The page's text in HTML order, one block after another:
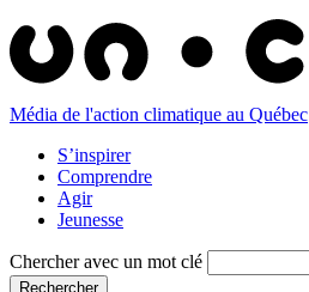
Média de l'action climatique au Québec
S’inspirer
Comprendre
Agir
Jeunesse
Chercher avec un mot clé
Rechercher